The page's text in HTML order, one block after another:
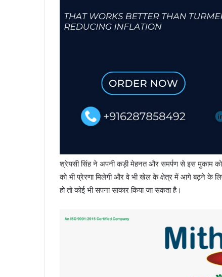
श्रेयसी सिंह ने अपनी कड़ी मेहनत और समर्पण से इस मुकाम को
को भी प्रेरणा मिलेगी और वे भी खेल के क्षेत्र में आगे बढ़ने के
हो तो कोई भी सपना साकार किया जा सकता है।